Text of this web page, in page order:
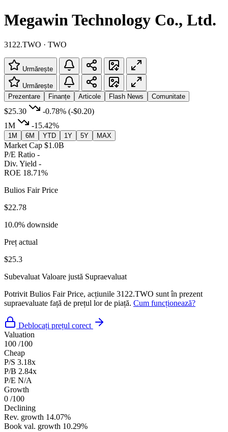
Megawin Technology Co., Ltd.
3122.TWO · TWO
Urmărește
Urmărește
Prezentare
Finanțe Articole Flash News Comunitate
$25.30 -0.78% (-$0.20)
1M
-15.42%
1M 6M YTD 1Y 5Y MAX
Market Cap $1.0B
P/E Ratio -
Div. Yield -
ROE 18.71%
Bulios Fair Price
$22.78
10.0% downside
Preț actual
$25.3
Subevaluat Valoare justă Supraevaluat
Potrivit Bulios Fair Price, acțiunile 3122.TWO sunt în prezent
supraevaluate față de prețul lor de piață. Cum funcționează?
Deblocați prețul corect
Valuation
100 /100
Cheap
P/S 3.18x
P/B 2.84x
P/E N/A
Growth
0 /100
Declining
Rev. growth 14.07%
Book val. growth 10.29%